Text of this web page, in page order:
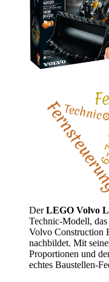
DerLEGO Volvo
Technic-Modell,
Volvo Construction
nachbildet. Mit
Proportionen und
echtes Baustellen-